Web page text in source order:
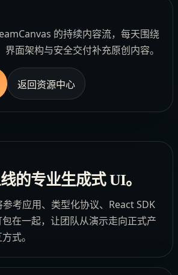
的持续内容流，每天围绕
面架构与安全交付补充原创内容。
返回资源中心
的专业生成式 UI。
考应用、类型化协议、React SDK
在一起，让团队从演示走向正式产
式。